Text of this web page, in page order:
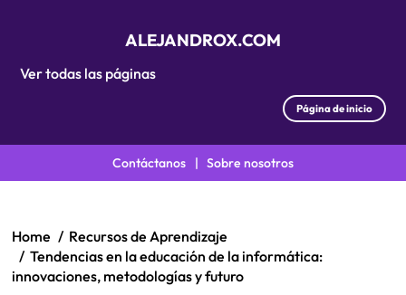
Ver todas las páginas
ALEJANDROX.COM
Página de inicio
Contáctanos | Sobre nosotros
content
Home
Recursos de Aprendizaje
Tendencias en la educación de la informática:
innovaciones, metodologías y futuro